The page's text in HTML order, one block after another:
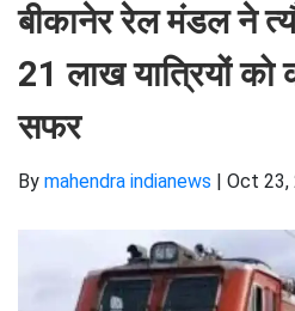
बीकानेर रेल मंडल ने
21 लाख यात्रियों को
सफर
By mahendra indianews | Oct 23,